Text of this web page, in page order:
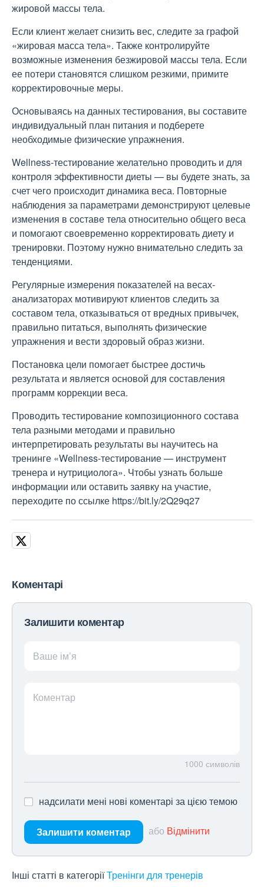
жировой массы тела.
Если клиент желает снизить вес, следите за графой
«жировая масса тела». Также контролируйте
возможные изменения безжировой массы тела. Если
ее потери становятся слишком резкими, примите
корректировочные меры.
Основываясь на данных тестирования, вы составите
индивидуальный план питания и подберете
необходимые физические упражнения.
Wellness-тестирование желательно проводить и для
контроля эффективности диеты — вы будете знать, за
счет чего происходит динамика веса. Повторные
наблюдения за параметрами демонстрируют целевые
изменения в составе тела относительно общего веса
и помогают своевременно корректировать диету и
тренировки. Поэтому нужно внимательно следить за
тенденциями.
Регулярные измерения показателей на весах-
анализаторах мотивируют клиентов следить за
составом тела, отказываться от вредных привычек,
правильно питаться, выполнять физические
упражнения и вести здоровый образ жизни.
Постановка цели помогает быстрее достичь
результата и является основой для составления
программ коррекции веса.
Проводить тестирование композиционного состава
тела разными методами и правильно
интерпретировать результаты вы научитесь на
тренинге «Wellness-тестирование — инструмент
тренера и нутрициолога». Чтобы узнать больше
информации или оставить заявку на участие,
переходите по ссылке https://bit.ly/2Q29q27
Коментарі
Залишити коментар
Ваше ім’я
Коментар
1000 символів
надсилати мені нові коментарі за цією темою
Залишити коментар або Відмінити
Інші статті в категоріїТренінги для тренерів